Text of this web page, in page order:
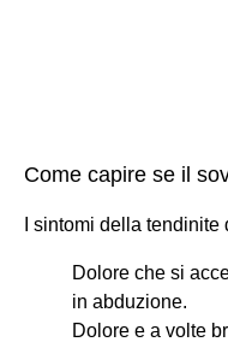
Come capire se il
I sintomi della
Dolore che si
in abduzione.
Dolore e a volte